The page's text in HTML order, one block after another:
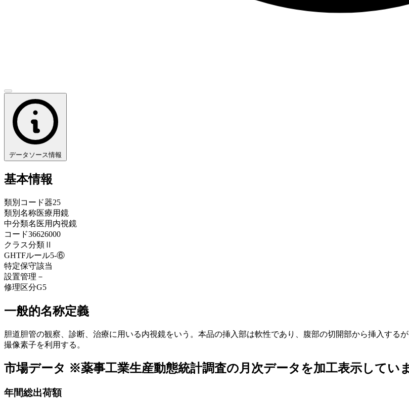
データソース情報
基本情報
類別コード器25
類別名称医療用鏡
中分類名 医用内視鏡
コード36626000
クラス分類 Ⅱ
GHTFルール5-⑥
特定保守該当
設置管理 －
修理区分G5
一般的名称定義
胆道胆管の観察、診断、治療に用いる内視鏡をいう。本品の挿入部は軟性であり、腹部の切開部から挿入する
撮像素子を利用する。
市場データ ※薬事工業生産動態統計調査の月次データを加工表示してい
年間総出荷額